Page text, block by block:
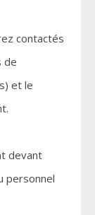
contactés
de
et le
devant
personnel